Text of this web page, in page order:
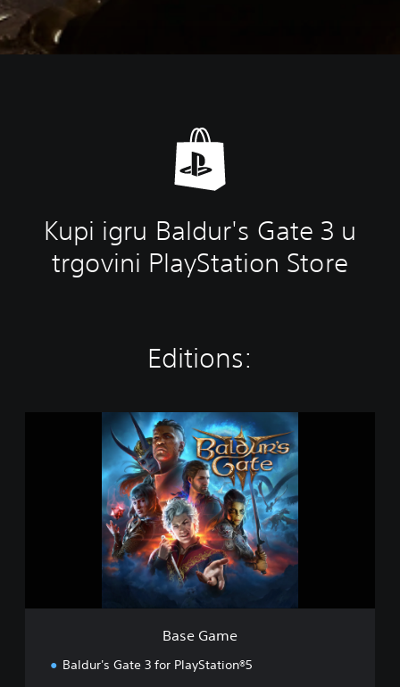
Kupi igru Baldur's Gate 3 u
trgovini PlayStation Store
Editions:
Base Game
Baldur's Gate 3 for PlayStation®5